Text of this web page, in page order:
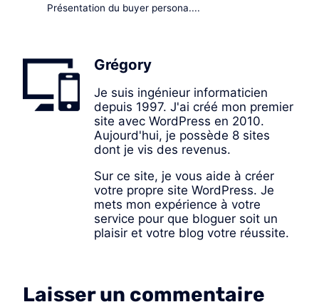
Présentation du buyer persona....
Grégory
Je suis ingénieur informaticien
depuis 1997. J'ai créé mon premier
site avec WordPress en 2010.
Aujourd'hui, je possède 8 sites
dont je vis des revenus.
Sur ce site, je vous aide à créer
votre propre site WordPress. Je
mets mon expérience à votre
service pour que bloguer soit un
plaisir et votre blog votre réussite.
Laisser un commentaire